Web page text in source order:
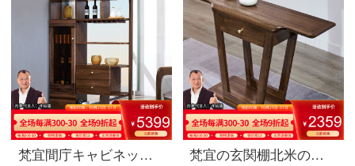
梵宜間庁キャビネット北米黒胡桃の木の実のキャビネットは客間の屏風の仕切り棚の玄関の戸棚の両面のキャビネットの装飾の簡単な保管物の戸棚のアメリカ式家具の8 L 01間のホールのキャビネットに入ります。
梵宜の玄関棚北米の黒胡桃の木の玄関棚玄関のテーブル玄関台の玄関台の戸棚に戸棚を飾っている逸品の家具8 U 08〓玄関先の北米の黒胡桃の木